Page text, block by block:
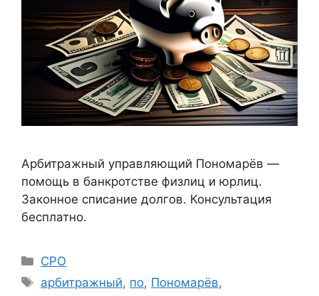
Арбитражный управляющий Пономарёв —
помощь в банкротстве физлиц и юрлиц.
Законное списание долгов. Консультация
бесплатно.
Рубрики
СРО
Метки
арбитражный, по, Пономарёв,